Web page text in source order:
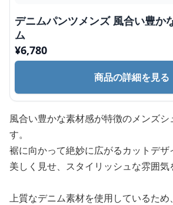
デニムパンツメンズ 風合い豊か
ム
¥6,780
商品の詳細を見る
風合い豊かな素材感が特徴のメンズ
す。
裾に向かって絶妙に広がるカットデ
美しく見せ、スタイリッシュな雰囲気
上質なデニム素材を使用しているた